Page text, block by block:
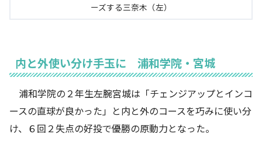
ーズする三奈木（左）
内と外使い分け手玉に 浦和学院・宮城
浦和学院の２年生左腕宮城は「チェンジアップとインコ
ースの直球が良かった」と内と外のコースを巧みに使い分
け、６回２失点の好投で優勝の原動力となった。